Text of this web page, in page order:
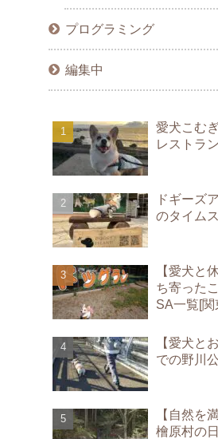
プログラミング
編集中
愛犬こむ
レストラ
ドギーズ
のタイム
【愛犬と
ち寄った
SA一覧[関
【愛犬と
での野川
【自然を
檜原村の